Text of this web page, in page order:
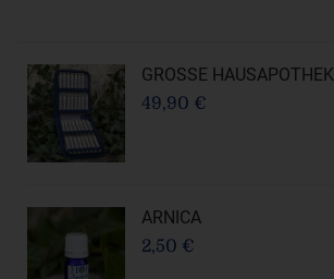
GROSSE HAUSAPOTHEKE
49,90 €
ARNICA
2,50 €